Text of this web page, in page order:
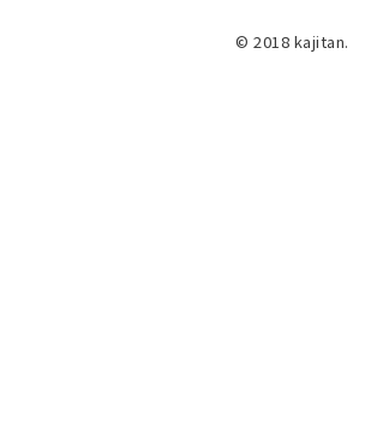
© 2018 kajitan.